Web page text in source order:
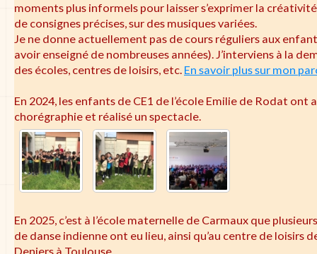
moments plus informels pour laisser s’exprimer la
de consignes précises, sur des musiques variées.
Je ne donne actuellement pas de cours réguliers aux
avoir enseigné de nombreuses années). J’interviens à la
des écoles, centres de loisirs, etc. En savoir plus sur mon
En 2024, les enfants de CE1 de l’école Emilie de Rodat ont
chorégraphie et réalisé un spectacle.
En 2025, c’est à l’école maternelle de Carmaux que
de danse indienne ont eu lieu, ainsi qu’au centre de loisirs
Deniers à Toulouse.